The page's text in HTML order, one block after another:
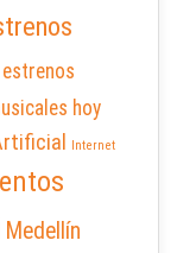
estrenos
hoy
Internet
Medellín